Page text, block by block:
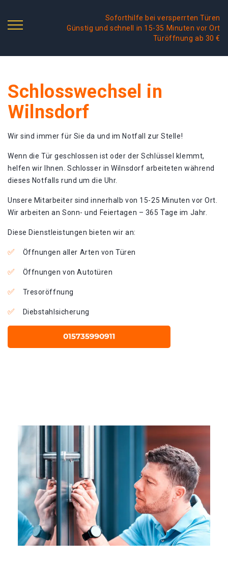
Soforthilfe bei versperrten Türen
Günstig und schnell in 15-35 Minuten vor Ort
Türöffnung ab 30 €
Schlosswechsel in
Wilnsdorf
Wir sind immer für Sie da und im Notfall zur Stelle!
Wenn die Tür geschlossen ist oder der Schlüssel klemmt,
helfen wir Ihnen. Schlosser in Wilnsdorf arbeiteten während
dieses Notfalls rund um die Uhr.
Unsere Mitarbeiter sind innerhalb von 15-25 Minuten vor Ort.
Wir arbeiten an Sonn- und Feiertagen – 365 Tage im Jahr.
Diese Dienstleistungen bieten wir an:
Öffnungen aller Arten von Türen
Öffnungen von Autotüren
Tresoröffnung
Diebstahlsicherung